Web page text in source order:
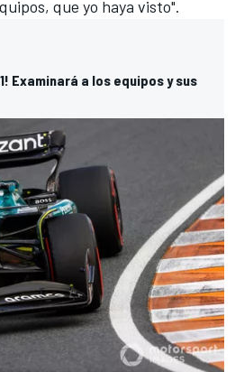
que yo haya visto".
Examinará a los equipos y sus